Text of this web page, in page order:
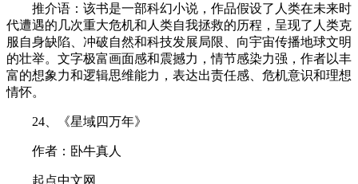
推介语：该书是一部科幻小说，作品假设了人类在未来时
代遭遇的几次重大危机和人类自我拯救的历程，呈现了人类克
服自身缺陷、冲破自然和科技发展局限、向宇宙传播地球文明
的壮举。文字极富画面感和震撼力，情节感染力强，作者以丰
富的想象力和逻辑思维能力，表达出责任感、危机意识和理想
情怀。
24、《星域四万年》
作者：卧牛真人
起点中文网